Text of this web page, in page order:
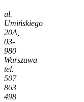
ul.
Umińskiego
20A,
03-
980
Warszawa
tel.
507
863
498